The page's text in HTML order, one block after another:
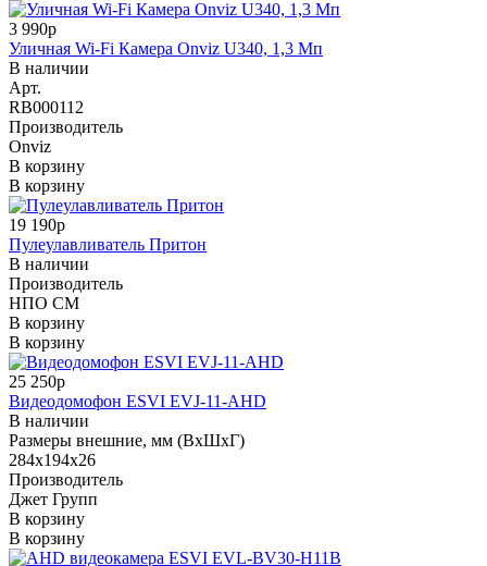
3 990р
Уличная Wi-Fi Камера Onviz U340, 1,3 Мп
В наличии
Арт.
RB000112
Производитель
Onviz
В корзину
В корзину
19 190р
Пулеулавливатель Притон
В наличии
Производитель
НПО СМ
В корзину
В корзину
25 250р
Видеодомофон ESVI EVJ-11-AHD
В наличии
Размеры внешние, мм (ВхШхГ)
284х194х26
Производитель
Джет Групп
В корзину
В корзину